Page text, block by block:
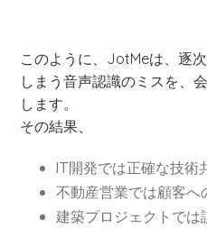
このように、JotMeは、逐
しまう音声認識のミスを、
します。
その結果、
IT開発では正確な技術
不動産営業では顧客へ
建築プロジェクトで